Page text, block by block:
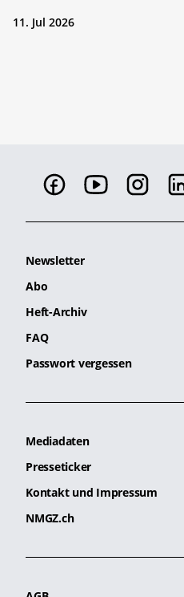
11. Jul 2026
Newsletter
Abo
Heft-Archiv
FAQ
Passwort vergessen
Mediadaten
Presseticker
Kontakt und Impressum
NMGZ.ch